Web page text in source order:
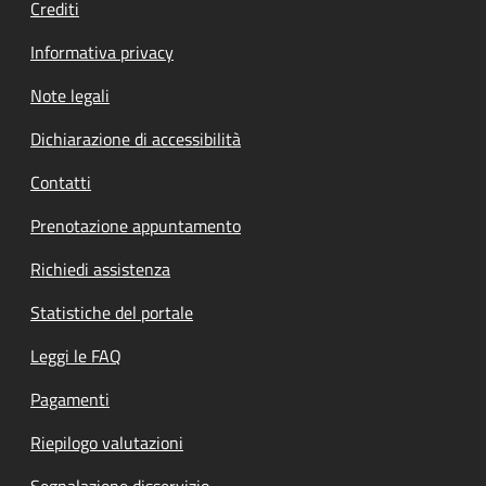
Crediti
Informativa privacy
Note legali
Dichiarazione di accessibilità
Contatti
Prenotazione appuntamento
Richiedi assistenza
Statistiche del portale
Leggi le FAQ
Pagamenti
Riepilogo valutazioni